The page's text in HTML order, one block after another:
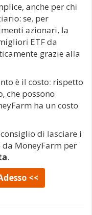
anche per chi
se, per
azionari, la
ETF da
grazie alla
è il costo: rispetto
che possono
ha un costo
di lasciare i
MoneyFarm per
.
<<